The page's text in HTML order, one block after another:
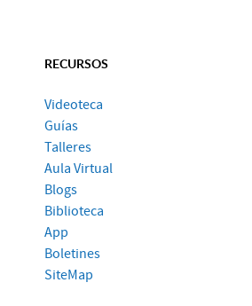
RECURSOS
Videoteca
Guías
Talleres
Aula Virtual
Blogs
Biblioteca
App
Boletines
SiteMap